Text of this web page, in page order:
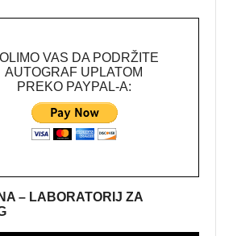
VAS DA PODRŽITE
AUTOGRAF UPLATOM
PREKO PAYPAL-A:
– LABORATORIJ ZA